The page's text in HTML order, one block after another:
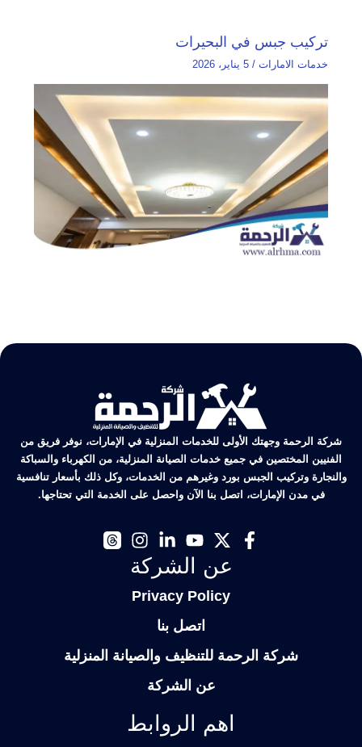
تركيب جبس في البحيرات
خدمات الامارات/ 5 يناير، 2026
شركة الرحمة وجهتك الأولى للخدمات المنزلية في الإمارات، نوفر فريق من
الفنيين المختصين في جميع خدمات الصيانة المنزلية، من الكهرباء والسباكة
والنجارة وتركيب الجبس بورد وغيرهم من الخدمات، وكل ذلك بأسعار تنافسية
في مدن الإمارات، اتصل بنا الآن واحصل على الخدمة التي تحتاجها.
عن الشركة
Privacy Policy
اتصل بنا
شركة الرحمة للتنظيف والصيانة المنزلية
عن الشركة
اهم الروابط